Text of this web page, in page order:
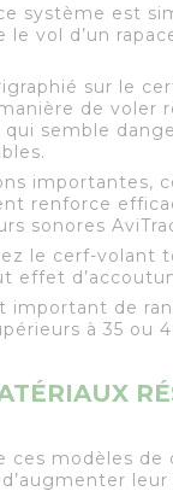
système est
le vol d’un
sur le
de voler
semble
importantes,
renforce
sonores
le cerf-volant
effet
important de
à 35 ou
ces modèles de